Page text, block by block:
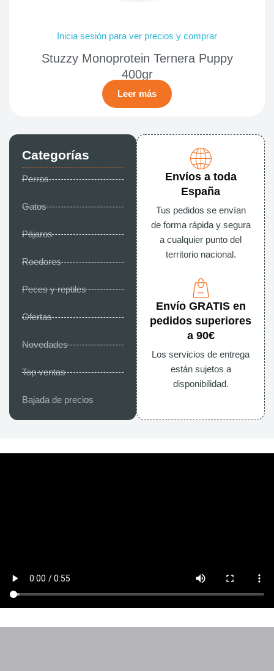
Categorías
Perros
Gatos
Pájaros
Roedores
Peces y reptiles
Ofertas
Novedades
Top ventas
Bajada de precios
Envíos a toda
España
Tus pedidos se envían
de forma rápida y segura
a cualquier punto del
territorio nacional.
Envío GRATIS en
pedidos superiores
a 90€
Los servicios de entrega
están sujetos a
disponibilidad.
Inicia sesión para ver precios y comprar
Stuzzy Monoprotein Ternera Puppy
400gr
Leer más